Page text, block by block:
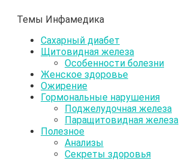
Темы Инфамедика
Сахарный диабет
Щитовидная железа
Особенности болезни
Женское здоровье
Ожирение
Гормональные нарушения
Поджелудочная железа
Паращитовидная железа
Полезное
Анализы
Секреты здоровья